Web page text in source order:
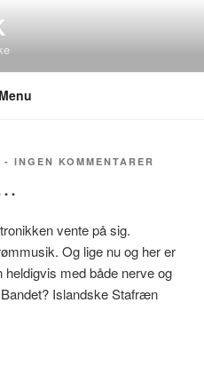
Menu
- INGEN KOMMENTARER
vente på sig.
Og lige nu og her er
med både nerve og
Islandske Stafræn